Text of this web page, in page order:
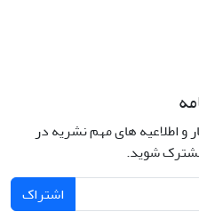
و اطلاعیه های مهم نشریه در
شوید.
اشتراک